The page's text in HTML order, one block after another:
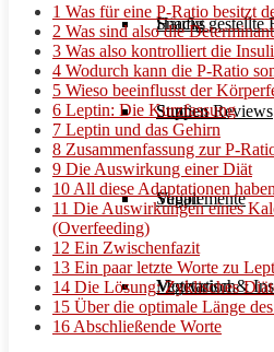
Häufig gestellte
Studien Reviews
Supplemente
Motivation &
Snacks
Suppen
Vegan
Vegetarisch
1 Was für eine P-Ratio besitzt
2 Was sind also die
3 Was also kontrolliert die
4 Wodurch kann die P-Ratio
5 Wieso beeinflusst der
6 Leptin: Die Kurzfassung
7 Leptin und das Gehirn
8 Zusammenfassung zur P-
9 Die Auswirkung einer Diät
10 All diese Adaptationen
11 Die Auswirkungen eines
(Overfeeding)
12 Ein Zwischenfazit
13 Ein paar letzte Worte zu
14 Die Lösung: Zyklisches
15 Über die optimale Länge
16 Abschließende Worte